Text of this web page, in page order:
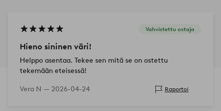
Vahvistettu ostaja
Hieno sininen väri!
Helppo asentaa. Tekee sen mitä se on ostettu
tekemään eteisessä!
Vera N — 2026-04-24 Raportoi